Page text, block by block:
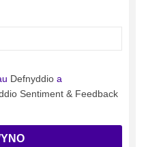
Defnyddio a
Sentiment & Feedback